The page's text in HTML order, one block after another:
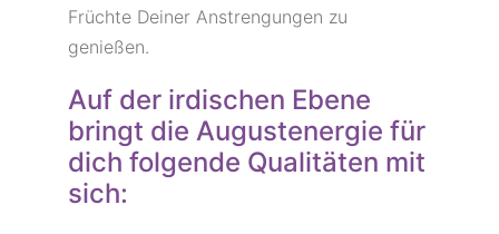
Früchte Deiner Anstrengungen zu
genießen.
Auf der irdischen Ebene
bringt die Augustenergie für
dich folgende Qualitäten mit
sich: